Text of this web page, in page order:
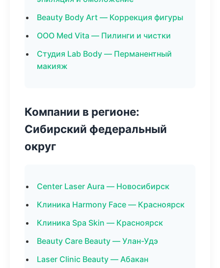
Beauty Body Art — Коррекция фигуры
ООО Med Vita — Пилинги и чистки
Студия Lab Body — Перманентный
макияж
Компании в регионе:
Сибирский федеральный
округ
Center Laser Aura — Новосибирск
Клиника Harmony Face — Красноярск
Клиника Spa Skin — Красноярск
Beauty Care Beauty — Улан-Удэ
Laser Clinic Beauty — Абакан